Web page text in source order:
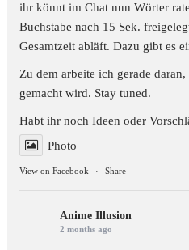
ihr könnt im Chat nun Wörter
Buchstabe nach 15 Sek.
Gesamtzeit abläft. Dazu gibt es
Zu dem arbeite ich gerade
gemacht wird. Stay tuned.
Habt ihr noch Ideen oder
Photo
View on Facebook · Share
Anime Illusion
2 months ago